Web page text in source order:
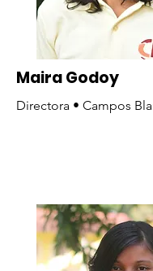
Maira Godoy
Directora • Campos